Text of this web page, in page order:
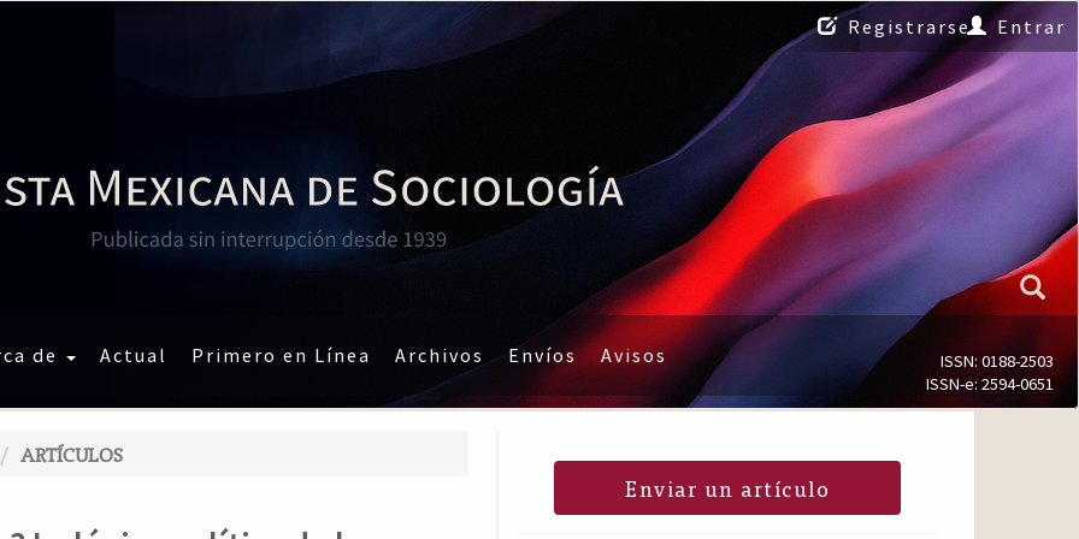
Registrarse Entrar
ISSN: 0188-2503
ISSN-e: 2594-0651
de Actual Primero en Línea Archivos Envíos Avisos
ARTÍCULOS
Enviar un artículo